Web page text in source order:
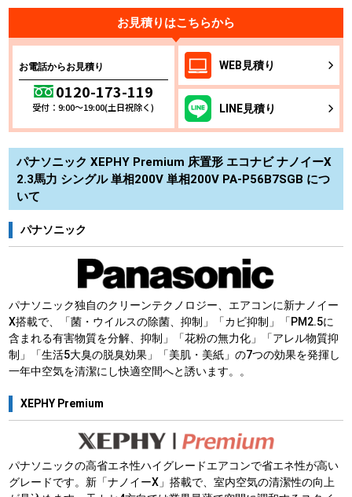
お見積りはこちらから
お電話からお見積り
0120-173-119
受付：9:00～19:00(土日祝除く)
WEB 見積り
LINE見積り
パナソニック XEPHY Premium 床置形 エコナビ ナノイーX
2.3馬力 シングル 単相200V 単相200V PA-P56B7SGB につ
いて
パナソニック
パナソニック独自のクリーンテクノロジー、エアコンに新ナノイー
X搭載で、「菌・ウイルスの除菌、抑制」「カビ抑制」「PM2.5に
含まれる有害物質を分解、抑制」「花粉の無力化」「アレル物質抑
制」「生活5大臭の脱臭効果」「美肌・美紙」の7つの効果を発揮し
一年中空気を清潔にし快適空間へと誘います。。
XEPHY Premium
パナソニックの高省エネ性ハイグレードエアコンで省エネ性が高い
グレードです。新「ナノイーX」搭載で、室内空気の清潔性の向上